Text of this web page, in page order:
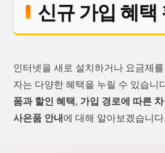
신규 가입 혜택
인터넷을 새로 설치하거나 요금제
자는 다양한 혜택을 누릴 수 있습니
품과 할인 혜택, 가입 경로에 따른
사은품 안내에 대해 알아보겠습니다.